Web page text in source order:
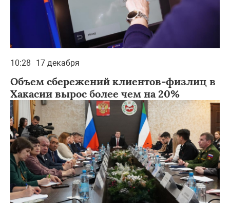
10:28 17 декабря
Объем сбережений клиентов-физлиц в
Хакасии вырос более чем на 20%